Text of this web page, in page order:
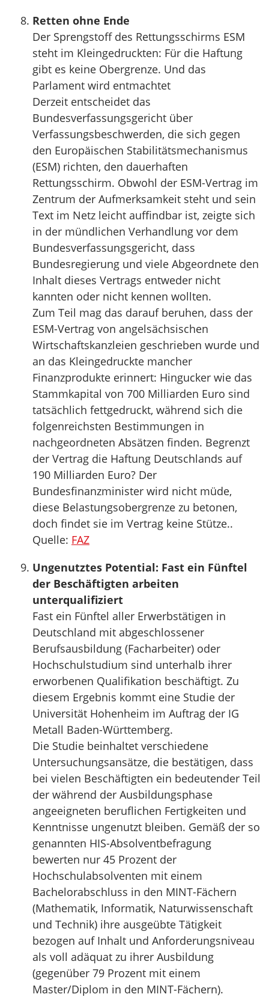
Retten ohne Ende
Der Sprengstoff des Rettungsschirms ESM
steht im Kleingedruckten: Für die Haftung
gibt es keine Obergrenze. Und das
Parlament wird entmachtet
Derzeit entscheidet das
Bundesverfassungsgericht über
Verfassungsbeschwerden, die sich gegen
den Europäischen Stabilitätsmechanismus
(ESM) richten, den dauerhaften
Rettungsschirm. Obwohl der ESM-Vertrag im
Zentrum der Aufmerksamkeit steht und sein
Text im Netz leicht auffindbar ist, zeigte sich
in der mündlichen Verhandlung vor dem
Bundesverfassungsgericht, dass
Bundesregierung und viele Abgeordnete den
Inhalt dieses Vertrags entweder nicht
kannten oder nicht kennen wollten.
Zum Teil mag das darauf beruhen, dass der
ESM-Vertrag von angelsächsischen
Wirtschaftskanzleien geschrieben wurde und
an das Kleingedruckte mancher
Finanzprodukte erinnert: Hingucker wie das
Stammkapital von 700 Milliarden Euro sind
tatsächlich fettgedruckt, während sich die
folgenreichsten Bestimmungen in
nachgeordneten Absätzen finden. Begrenzt
der Vertrag die Haftung Deutschlands auf
190 Milliarden Euro? Der
Bundesfinanzminister wird nicht müde,
diese Belastungsobergrenze zu betonen,
doch findet sie im Vertrag keine Stütze..
Quelle: FAZ
Ungenutztes Potential: Fast ein Fünftel
der Beschäftigten arbeiten
unterqualifiziert
Fast ein Fünftel aller Erwerbstätigen in
Deutschland mit abgeschlossener
Berufsausbildung (Facharbeiter) oder
Hochschulstudium sind unterhalb ihrer
erworbenen Qualifikation beschäftigt. Zu
diesem Ergebnis kommt eine Studie der
Universität Hohenheim im Auftrag der IG
Metall Baden-Württemberg.
Die Studie beinhaltet verschiedene
Untersuchungsansätze, die bestätigen, dass
bei vielen Beschäftigten ein bedeutender Teil
der während der Ausbildungsphase
angeeigneten beruflichen Fertigkeiten und
Kenntnisse ungenutzt bleiben. Gemäß der so
genannten HIS-Absolventbefragung
bewerten nur 45 Prozent der
Hochschulabsolventen mit einem
Bachelorabschluss in den MINT-Fächern
(Mathematik, Informatik, Naturwissenschaft
und Technik) ihre ausgeübte Tätigkeit
bezogen auf Inhalt und Anforderungsniveau
als voll adäquat zu ihrer Ausbildung
(gegenüber 79 Prozent mit einem
Master/Diplom in den MINT-Fächern).